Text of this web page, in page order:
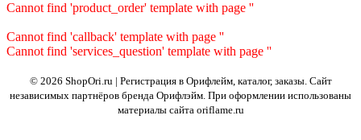
Cannot find 'product_order' template with page ''
Cannot find 'callback' template with page ''
Cannot find 'services_question' template with page ''
© 2026 ShopOri.ru | Регистрация в Орифлейм, каталог, заказы. Сайт
независимых партнёров бренда Орифлэйм. При оформлении использованы
материалы сайта oriflame.ru